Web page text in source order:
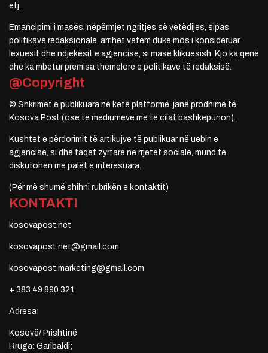
etj.
Emancipimi i masës, nëpërmjet ngritjes së vetëdijes, sipas
politikave redaksionale, arrihet vetëm duke mos i konsideruar
lexuesit dhe ndjekësit e agjencisë, si masë klikuesish. Kjo ka qenë
dhe ka mbetur premisa themelore e politikave të redaksisë.
@Copyright
© Shkrimet e publikuara në këtë platformë, janë prodhime të
Kosova Post (ose të mediumeve me të cilat bashkëpunon).
Kushtet e përdorimit të artikujve të publikuar në uebin e
agjencisë, si dhe faqet zyrtare në rrjetet sociale, mund të
diskutohen me palët e interesuara.
(Për më shumë shihni rubrikën e kontaktit)
KONTAKTI
kosovapost.net
kosovapost.net@gmail.com
kosovapost.marketing@gmail.com
+ 383 49 890 321
Adresa:
Kosovë/ Prishtinë
Rruga: Garibaldi;